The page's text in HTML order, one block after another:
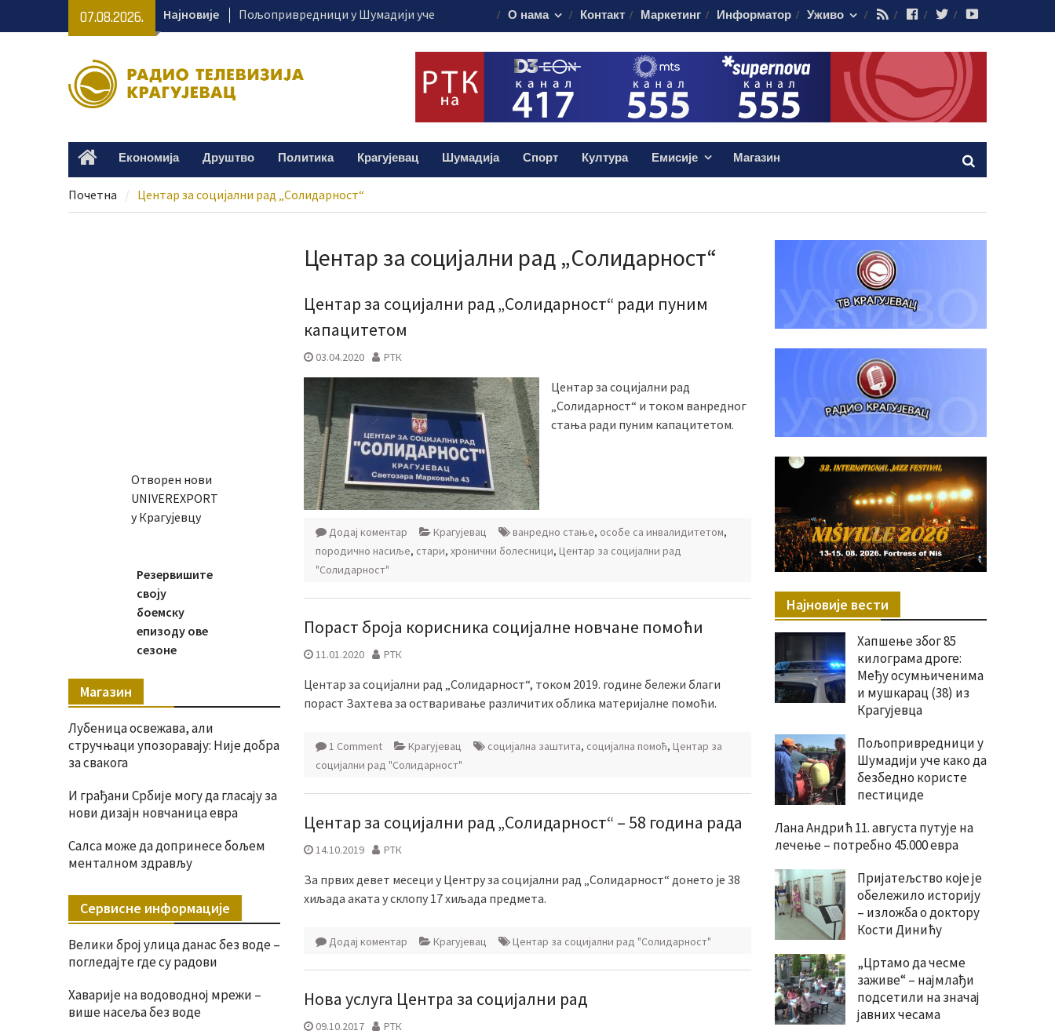
07.08.2026. Најновије
Пољопривредници у Шумадији уче
како да безбедно користе пестициде
Лана Андрић 11. августа путује на
лечење – потребно 45.000 евра
историју – изложба о доктору Кости
Хапшење због 85 килограма дроге:
Међу осумњиченима и мушкарац (38)
О нама Контакт Маркетинг Информатор Уживо RSS FacebookTwitter
HomeЕкономија Друштво Политика Крагујевац Шумадија Спорт Култура Емисије Магазин
Почетна Центар за социјални рад „Солидарност“
Центар за социјални рад „Солидарност“
Центар за социјални рад „Солидарност“ ради пуним
капацитетом
03.04.2020 РТК
Центар за социјални рад
„Солидарност“ и током ванредног
стања ради пуним капацитетом.
Додај коментар Крагујевац ванредно стање, особе са инвалидитетом,
породично насиље, стари, хронични болесници, Центар за социјални рад
"Солидарност"
Пораст броја корисника социјалне новчане помоћи
11.01.2020 РТК
Центар за социјални рад „Солидарност“, током 2019. године бележи благи
пораст Захтева за остваривање различитих облика материјалне помоћи.
1 Comment Крагујевац социјална заштита, социјална помоћ, Центар за
социјални рад "Солидарност"
Центар за социјални рад „Солидарност“ – 58 година рада
14.10.2019 РТК
За првих девет месеци у Центру за социјални рад „Солидарност“ донето је 38
хиљада аката у склопу 17 хиљада предмета.
Додај коментар Крагујевац Центар за социјални рад "Солидарност"
Нова услуга Центра за социјални рад
09.10.2017 РТК
Најновије вести
Хапшење због 85
килограма дроге:
Међу осумњиченима
и мушкарац (38) из
Крагујевца
Пољопривредници у
Шумадији уче како да
безбедно користе
пестициде
Лана Андрић 11. августа путује на
лечење – потребно 45.000 евра
Пријатељство које је
обележило историју
– изложба о доктору
Кости Динићу
„Цртамо да чесме
заживе“ – најмлађи
подсетили на значај
јавних чесама
Отворен нови
UNIVEREXPORT
у Крагујевцу
Резервишите
своју
боемску
епизоду ове
сезоне
Магазин
Лубеница освежава, али
стручњаци упозоравају: Није добра
за свакога
И грађани Србије могу да гласају за
нови дизајн новчаница евра
Салса може да допринесе бољем
менталном здрављу
Сервисне информације
Велики број улица данас без воде –
погледајте где су радови
Хаварије на водоводној мрежи –
више насеља без воде